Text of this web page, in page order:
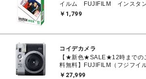
イルム FUJIFILM インスタン
instax WIDE ワイド 1パック
￥1,799
コイデカメラ
【★新色★SALE★12時までの
料無料】FUJIFILM（フジフイ
INSTAX mini99 シルバー
￥27,999